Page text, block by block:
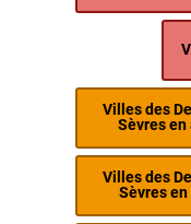
Villes des
Sèvres en
Villes des
Sèvres en